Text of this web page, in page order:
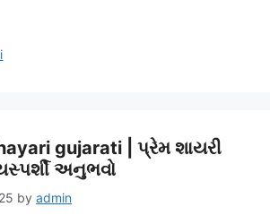
gujarati | પ્રેમ શાયરી
અનુભવો
by admin